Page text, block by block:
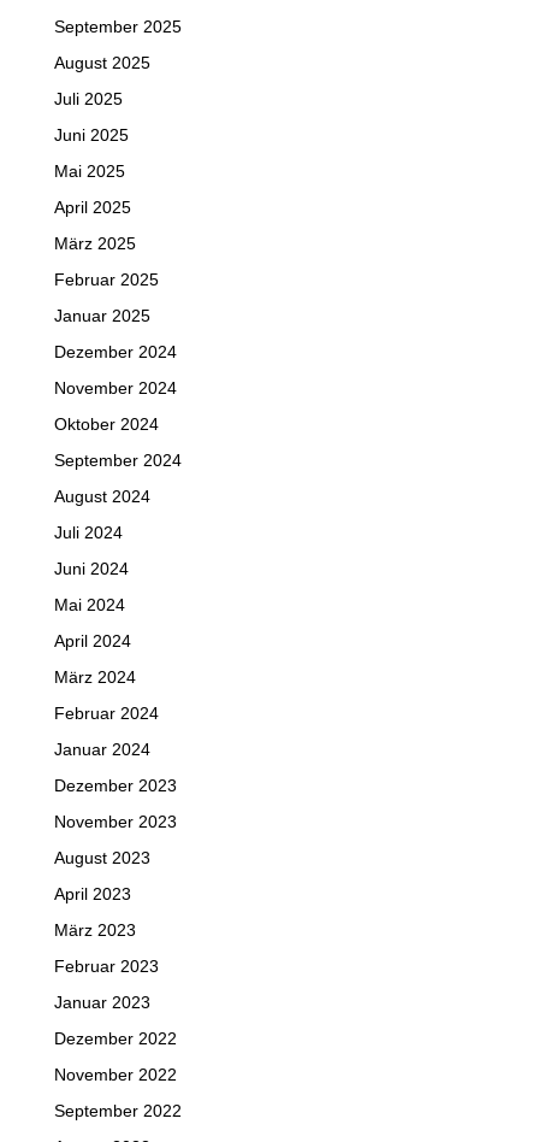
September 2025
August 2025
Juli 2025
Juni 2025
Mai 2025
April 2025
März 2025
Februar 2025
Januar 2025
Dezember 2024
November 2024
Oktober 2024
September 2024
August 2024
Juli 2024
Juni 2024
Mai 2024
April 2024
März 2024
Februar 2024
Januar 2024
Dezember 2023
November 2023
August 2023
April 2023
März 2023
Februar 2023
Januar 2023
Dezember 2022
November 2022
September 2022